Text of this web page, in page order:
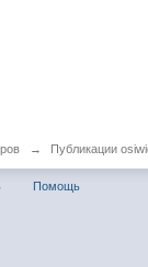
→ Публикации
Помощь